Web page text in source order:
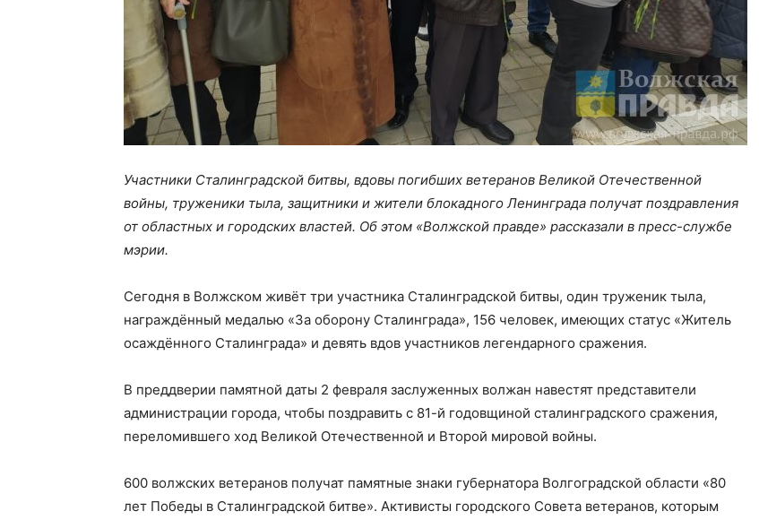
Участники Сталинградской битвы, вдовы погибших ветеранов Великой Отечественной
войны, труженики тыла, защитники и жители блокадного Ленинграда получат поздравления
от областных и городских властей. Об этом «Волжской правде» рассказали в пресс-службе
мэрии.
Сегодня в Волжском живёт три участника Сталинградской битвы, один труженик тыла,
награждённый медалью «За оборону Сталинграда», 156 человек, имеющих статус «Житель
осаждённого Сталинграда» и девять вдов участников легендарного сражения.
В преддверии памятной даты 2 февраля заслуженных волжан навестят представители
администрации города, чтобы поздравить с 81-й годовщиной сталинградского сражения,
переломившего ход Великой Отечественной и Второй мировой войны.
600 волжских ветеранов получат памятные знаки губернатора Волгоградской области «80
лет Победы в Сталинградской битве». Активисты городского Совета ветеранов, которым